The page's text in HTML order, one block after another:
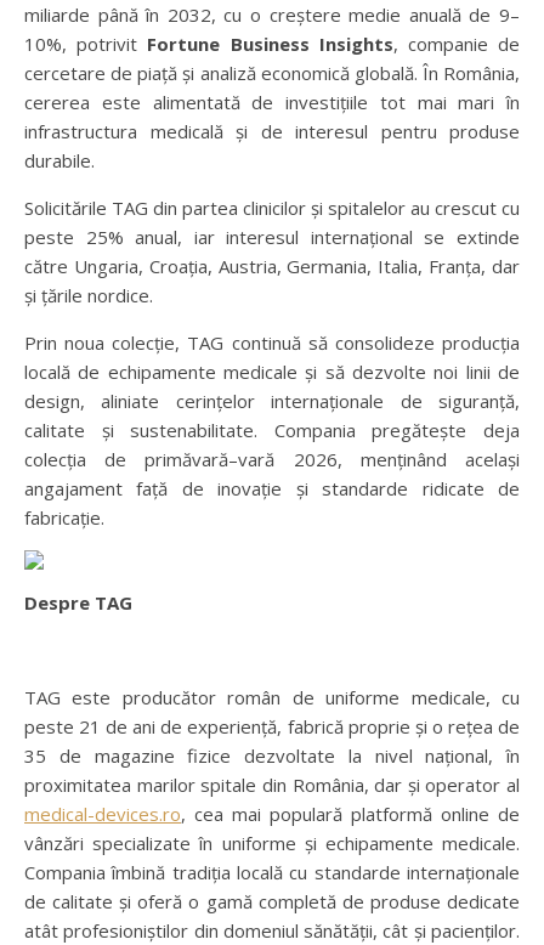
miliarde până în 2032, cu o creștere medie anuală de 9–
10%, potrivit Fortune Business Insights, companie de
cercetare de piață și analiză economică globală. În România,
cererea este alimentată de investițiile tot mai mari în
infrastructura medicală și de interesul pentru produse
durabile.
Solicitările TAG din partea clinicilor și spitalelor au crescut cu
peste 25% anual, iar interesul internațional se extinde
către Ungaria, Croația, Austria, Germania, Italia, Franța, dar
și țările nordice.
Prin noua colecție, TAG continuă să consolideze producția
locală de echipamente medicale și să dezvolte noi linii de
design, aliniate cerințelor internaționale de siguranță,
calitate și sustenabilitate. Compania pregătește deja
colecția de primăvară–vară 2026, menținând același
angajament față de inovație și standarde ridicate de
fabricație.
Despre TAG
TAG este producător român de uniforme medicale, cu
peste 21 de ani de experiență, fabrică proprie și o rețea de
35 de magazine fizice dezvoltate la nivel național, în
proximitatea marilor spitale din România, dar și operator al
medical-devices.ro, cea mai populară platformă online de
vânzări specializate în uniforme și echipamente medicale.
Compania îmbină tradiția locală cu standarde internaționale
de calitate și oferă o gamă completă de produse dedicate
atât profesioniștilor din domeniul sănătății, cât și pacienților.